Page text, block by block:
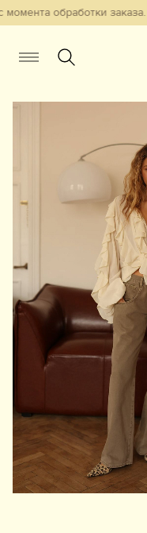
обработки
Смотреть всё
Новинки
Бестселлеры
Одежда
Обувь
Украшения